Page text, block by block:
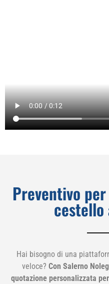
Preventivo
cestello
Hai bisogno di una
veloce? Con Salerno
quotazione personalizzata